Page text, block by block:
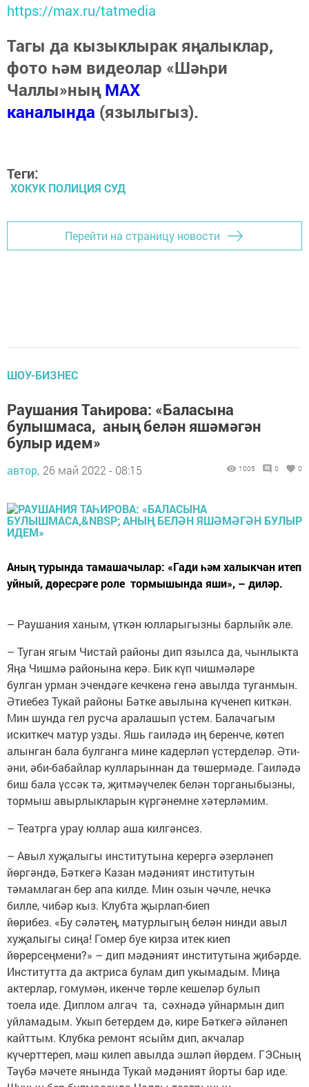
https://max.ru/tatmedia
Тагы да кызыклырак яңалыклар,
фото һәм видеолар «Шәһри
Чаллы»ныңMAX
каналында (язылыгыз).
Теги:
ХОКУК ПОЛИЦИЯ СУД
Перейти на страницу новости
ШОУ-БИЗНЕС
Раушания Таһирова: «Баласына
булышмаса, аның белән яшәмәгән
булыр идем»
автор, 26 май 2022 - 08:15 1005 0 0
Аның турында тамашачылар: «Гади һәм халыкчан итеп
уйный, дөресрәге роле тормышында яши», – диләр.
– Раушания ханым, үткән юлларыгызны барлыйк әле.
– Туган ягым Чистай районы дип язылса да, чынлыкта
Яңа Чишмә районына керә. Бик күп чишмәләре
булган урман эчендәге кечкенә генә авылда туганмын.
Әтиебез Тукай районы Бәтке авылына күченеп киткән.
Мин шунда гел русча аралашып үстем. Балачагым
искиткеч матур узды. Яшь гаиләдә иң беренче, көтеп
алынган бала булганга мине кадерләп үстерделәр. Әти-
әни, әби-бабайлар кулларыннан да төшермәде. Гаиләдә
биш бала үссәк тә, җитмәүчелек белән торганыбызны,
тормыш авырлыкларын күргәнемне хәтерләмим.
– Театрга урау юллар аша килгәнсез.
– Авыл хуҗалыгы институтына керергә әзерләнеп
йөргәндә, Бәткегә Казан мәдәният институтын
тәмамлаган бер апа килде. Мин озын чәчле, нечкә
билле, чибәр кыз. Клубта җырлап-биеп
йөрибез. «Бу сәләтең, матурлыгың белән нинди авыл
хуҗалыгы сиңа! Гомер буе кирза итек киеп
йөрерсеңмени?» – дип мәдәният институтына җибәрде.
Институтта да актриса булам дип укымадым. Миңа
актерлар, гомумән, икенче төрле кешеләр булып
тоела иде. Диплом алгач та, сәхнәдә уйнармын дип
уйламадым. Укып бетердем дә, кире Бәткегә әйләнеп
кайттым. Клубка ремонт ясыйм дип, акчалар
күчерттереп, мәш килеп авылда эшләп йөрдем. ГЭСның
Тәүбә мәчете янында Тукай мәдәният йорты бар иде.